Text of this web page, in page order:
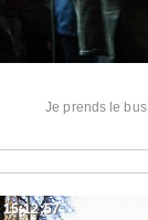
Je prends le bus
15:12:57